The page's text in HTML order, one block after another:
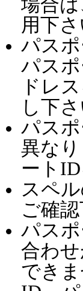
場合
用下
パス
パス
ドレ
し下
パス
異な
ート
スペ
ご確
パス
合わ
でき